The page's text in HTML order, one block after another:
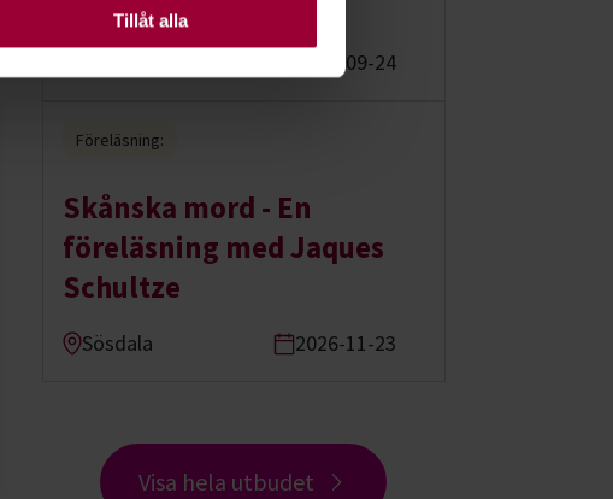
Tillåt alla
2026-09-24
Föreläsning:
Skånska mord - En
föreläsning med Jaques
Schultze
Sösdala 2026-11-23
Visa hela utbudet